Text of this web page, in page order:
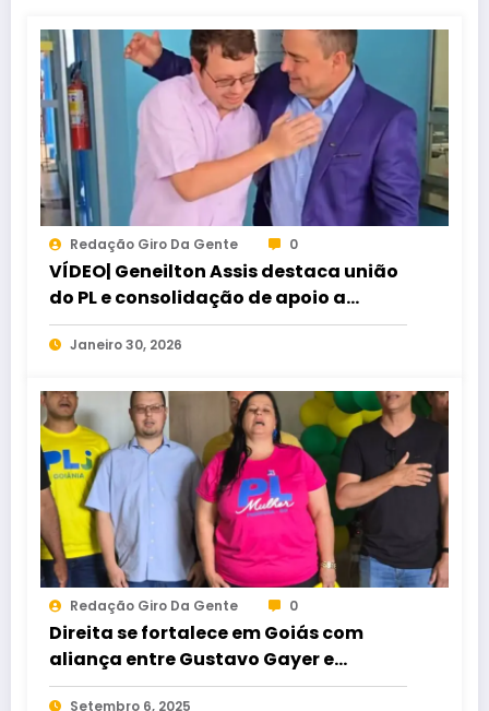
Redação Giro Da Gente 0
VÍDEO| Geneilton Assis destaca união
do PL e consolidação de apoio a
Maycon Tombini em Jataí
Janeiro 30, 2026
Redação Giro Da Gente 0
Direita se fortalece em Goiás com
aliança entre Gustavo Gayer e
Maycon Tombini
Setembro 6, 2025